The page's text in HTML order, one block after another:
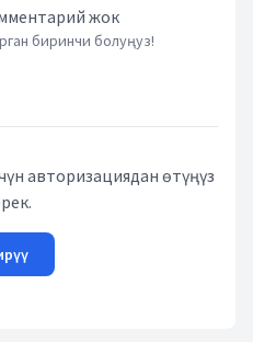
жок
биринчи болуңуз!
авторизациядан өтүңүз